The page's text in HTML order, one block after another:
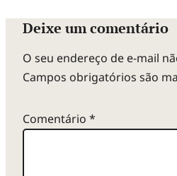
Deixe um comentário
O seu endereço de e-mail
Campos obrigatórios são
Comentário *